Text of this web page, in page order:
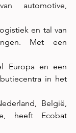
automotive,
en tal van
Met een
Europa en een
in het
België,
heeft Ecobat